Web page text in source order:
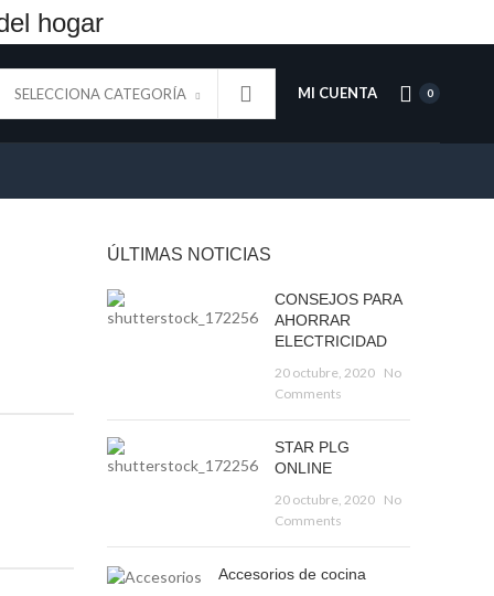
hogar
SELECCIONA CATEGORÍA MI CUENTA 0
ÚLTIMAS NOTICIAS
CONSEJOS PARA
AHORRAR
ELECTRICIDAD
20 octubre, 2020 No
Comments
STAR PLG
ONLINE
20 octubre, 2020 No
Comments
Accesorios de cocina